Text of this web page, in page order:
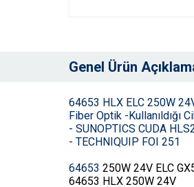
Genel Ürün
64653 HLX ELC 250W
Fiber Optik -Kullanıldığı
- SUNOPTICS CUDA
- TECHNIQUIP FOI 251
64653 250W 24V ELC
64653 HLX 250W 24V